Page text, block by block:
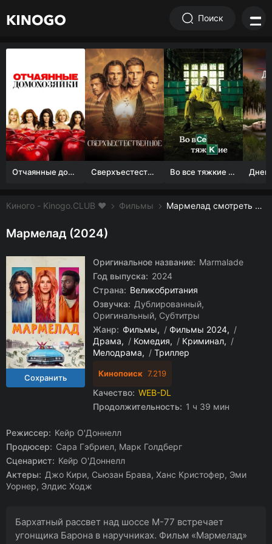
Поиск
Отчаянные домохозяйки (1 сезон) Сверхъестественное Во все тяжкие 1-5 сезон
Киного - Kinogo.CLUB ❤️ Фильмы Мармелад смотреть онлайн бесплатно
Мармелад (2024)
Оригинальное название: Marmalade
Год выпуска: 2024
Страна: Великобритания
Озвучка: Дублированный,
Оригинальный, Субтитры
Жанр: Фильмы / Фильмы 2024
/
Драма
/ Комедия / Криминал
/
Мелодрама
/ Триллер
Кинопоиск 7.219
Качество: WEB-DL
Продолжительность: 1 ч 39 мин
Режиссер: Кейр О'Доннелл
Продюсер: Сара Гэбриел, Марк Голдберг
Сценарист: Кейр О'Доннелл
Актеры: Джо Кири, Сьюзан Брава, Ханс Кристофер, Эми
Уорнер, Элдис Ходж
Бархатный рассвет над шоссе М-77 встречает
угонщика Барона в наручниках. Фильм «Мармелад»